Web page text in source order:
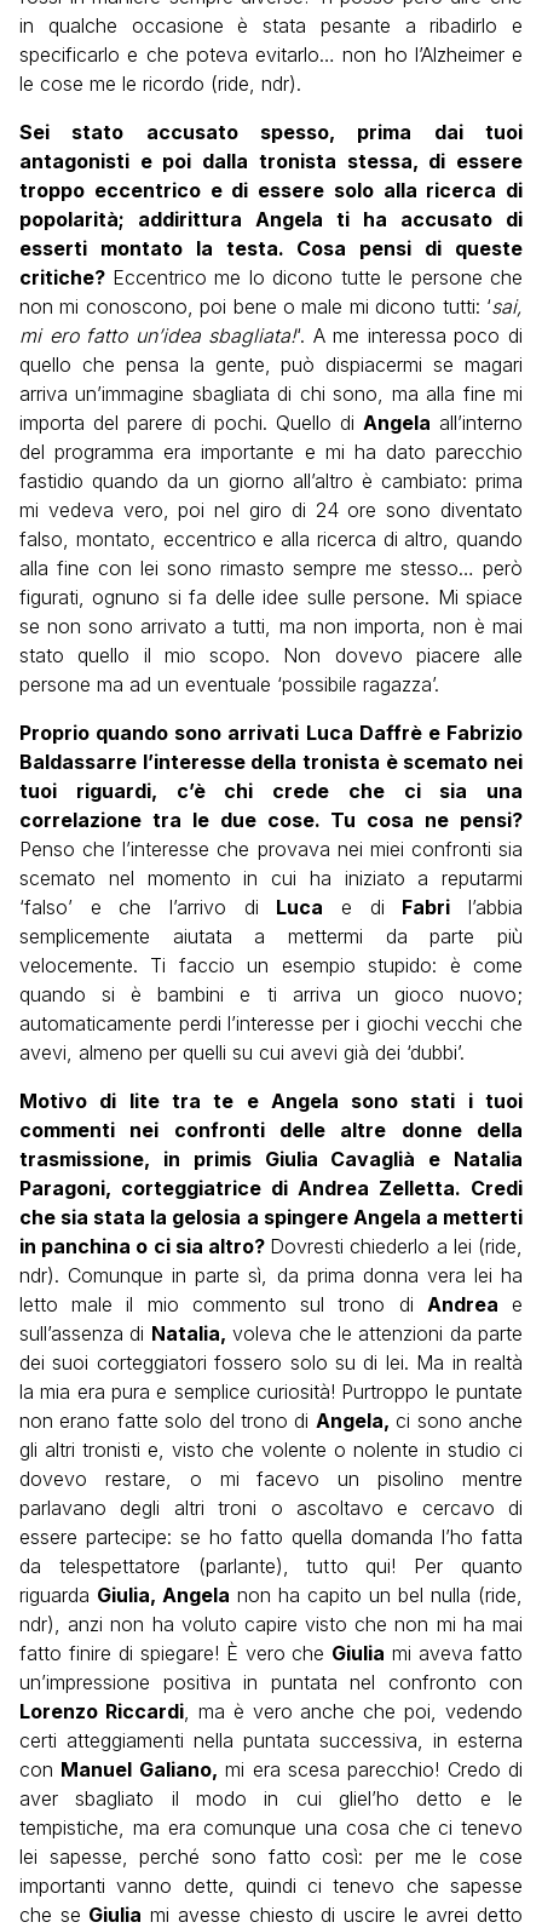
in qualche occasione è stata pesante a ribadirlo e
specificarlo e che poteva evitarlo… non ho l’Alzheimer e
le cose me le ricordo (ride, ndr).
Sei stato accusato spesso, prima dai tuoi
antagonisti e poi dalla tronista stessa, di essere
troppo eccentrico e di essere solo alla ricerca di
popolarità; addirittura Angela ti ha accusato di
esserti montato la testa. Cosa pensi di queste
critiche? Eccentrico me lo dicono tutte le persone che
non mi conoscono, poi bene o male mi dicono tutti: ‘sai,
mi ero fatto un’idea sbagliata!‘. A me interessa poco di
quello che pensa la gente, può dispiacermi se magari
arriva un’immagine sbagliata di chi sono, ma alla fine mi
importa del parere di pochi. Quello di Angela all’interno
del programma era importante e mi ha dato parecchio
fastidio quando da un giorno all’altro è cambiato: prima
mi vedeva vero, poi nel giro di 24 ore sono diventato
falso, montato, eccentrico e alla ricerca di altro, quando
alla fine con lei sono rimasto sempre me stesso… però
figurati, ognuno si fa delle idee sulle persone. Mi spiace
se non sono arrivato a tutti, ma non importa, non è mai
stato quello il mio scopo. Non dovevo piacere alle
persone ma ad un eventuale ‘possibile ragazza’.
Proprio quando sono arrivati Luca Daffrè e Fabrizio
Baldassarre l’interesse della tronista è scemato nei
tuoi riguardi, c’è chi crede che ci sia una
correlazione tra le due cose. Tu cosa ne pensi?
Penso che l’interesse che provava nei miei confronti sia
scemato nel momento in cui ha iniziato a reputarmi
‘falso’ e che l’arrivo di Luca e di Fabri l’abbia
semplicemente aiutata a mettermi da parte più
velocemente. Ti faccio un esempio stupido: è come
quando si è bambini e ti arriva un gioco nuovo;
automaticamente perdi l’interesse per i giochi vecchi che
avevi, almeno per quelli su cui avevi già dei ‘dubbi’.
Motivo di lite tra te e Angela sono stati i tuoi
commenti nei confronti delle altre donne della
trasmissione, in primis Giulia Cavaglià e Natalia
Paragoni, corteggiatrice di Andrea Zelletta. Credi
che sia stata la gelosia a spingere Angela a metterti
in panchina o ci sia altro? Dovresti chiederlo a lei (ride,
ndr). Comunque in parte sì, da prima donna vera lei ha
letto male il mio commento sul trono di Andrea e
sull’assenza di Natalia, voleva che le attenzioni da parte
dei suoi corteggiatori fossero solo su di lei. Ma in realtà
la mia era pura e semplice curiosità! Purtroppo le puntate
non erano fatte solo del trono di Angela, ci sono anche
gli altri tronisti e, visto che volente o nolente in studio ci
dovevo restare, o mi facevo un pisolino mentre
parlavano degli altri troni o ascoltavo e cercavo di
essere partecipe: se ho fatto quella domanda l’ho fatta
da telespettatore (parlante), tutto qui! Per quanto
riguarda Giulia, Angela non ha capito un bel nulla (ride,
ndr), anzi non ha voluto capire visto che non mi ha mai
fatto finire di spiegare! È vero che Giulia mi aveva fatto
un’impressione positiva in puntata nel confronto con
Lorenzo Riccardi, ma è vero anche che poi, vedendo
certi atteggiamenti nella puntata successiva, in esterna
con Manuel Galiano, mi era scesa parecchio! Credo di
aver sbagliato il modo in cui gliel’ho detto e le
tempistiche, ma era comunque una cosa che ci tenevo
lei sapesse, perché sono fatto così: per me le cose
importanti vanno dette, quindi ci tenevo che sapesse
che se Giulia mi avesse chiesto di uscire le avrei detto